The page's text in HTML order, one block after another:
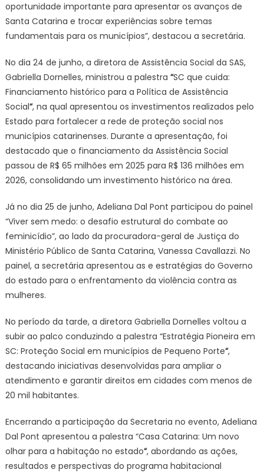
oportunidade importante para apresentar os avanços de
Santa Catarina e trocar experiências sobre temas
fundamentais para os municípios”, destacou a secretária.
No dia 24 de junho, a diretora de Assistência Social da SAS,
Gabriella Dornelles, ministrou a palestra “SC que cuida:
Financiamento histórico para a Política de Assistência
Social“, na qual apresentou os investimentos realizados pelo
Estado para fortalecer a rede de proteção social nos
municípios catarinenses. Durante a apresentação, foi
destacado que o financiamento da Assistência Social
passou de R$ 65 milhões em 2025 para R$ 136 milhões em
2026, consolidando um investimento histórico na área.
Já no dia 25 de junho, Adeliana Dal Pont participou do painel
“Viver sem medo: o desafio estrutural do combate ao
feminicídio”, ao lado da procuradora-geral de Justiça do
Ministério Público de Santa Catarina, Vanessa Cavallazzi. No
painel, a secretária apresentou as e estratégias do Governo
do estado para o enfrentamento da violência contra as
mulheres.
No período da tarde, a diretora Gabriella Dornelles voltou a
subir ao palco conduzindo a palestra “Estratégia Pioneira em
SC: Proteção Social em municípios de Pequeno Porte“,
destacando iniciativas desenvolvidas para ampliar o
atendimento e garantir direitos em cidades com menos de
20 mil habitantes.
Encerrando a participação da Secretaria no evento, Adeliana
Dal Pont apresentou a palestra “Casa Catarina: Um novo
olhar para a habitação no estado“, abordando as ações,
resultados e perspectivas do programa habitacional